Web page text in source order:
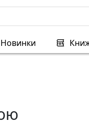
Новинки